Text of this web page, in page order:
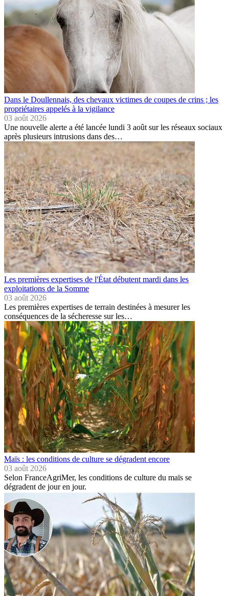
Dans le Doullennais, des chevaux victimes de coupes de crins ; les
propriétaires appelés à la vigilance
03 août 2026
Une nouvelle alerte a été lancée lundi 3 août sur les réseaux sociaux
après plusieurs intrusions dans des…
Les premières expertises de l'État débutent mardi dans les
exploitations de la Somme
03 août 2026
Les premières expertises de terrain destinées à mesurer les
conséquences de la sécheresse sur les…
Maïs : les conditions de culture se dégradent encore
03 août 2026
Selon FranceAgriMer, les conditions de culture du maïs se
dégradent de jour en jour.